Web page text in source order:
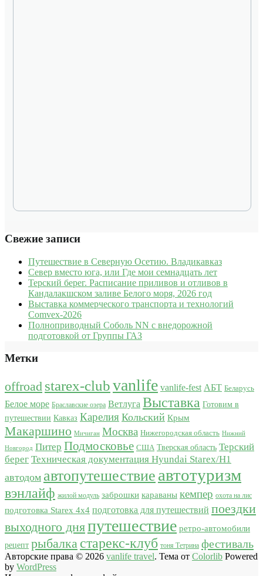
Свежие записи
Путешествие в Северную Осетию. Владикавказ
Север вместо юга, или Где мои семнадцать лет
Терский берег. Расписание приливов и отливов в
Кандалакшском заливе Белого моря, 2026 год
Выставка коммерческого транспорта и технологий
Comvex-2026
Полноприводный Соболь NN с внедорожной
подготовкой от Группы ГАЗ
Метки
offroad starex-clubvanlife vanlife-fest АБТ Беларусь
Белое море Браславские озера Ветлуга Выставка Готовим в
путешествии Кавказ Карелия Кольский Крым
Макаршино Мичиган Москва Нижегородская область Нижний
Новгород Питер Подмосковье США Тверская область Терский
берег Техническая документация Hyundai Starex/H1
автодом автопутешествие автотуризм
вэнлайф жилой модуль заброшки караваны кемпер охота на лис
подготовка Starex 4x4 подготовка для путешествий поездки
выходного дняпутешествие ретро-автомобили
рецепт рыбалка старекс-клуб тоня Тетрина фестиваль
Авторские права © 2026 vanlife travel. Тема от Colorlib Powered
by WordPress